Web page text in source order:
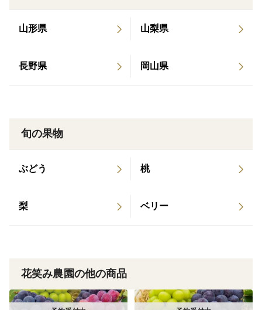
品で奥深い甘さで、濃厚な味わいです。
く、シャインよりもおいしいと注目の品種です。
さっぱりとした上品な甘さのジューシーなマスカットで
🍇マイハートは、シャインの子供で、赤色の皮ごと食べ
山形県 山梨県
長野県 岡山県
旬の果物
ぶどう 桃
梨 ベリー
花笑み農園の他の商品